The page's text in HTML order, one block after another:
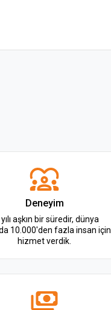
Deneyim
aşkın bir süredir, dünya
10.000'den fazla insan için
hizmet verdik.